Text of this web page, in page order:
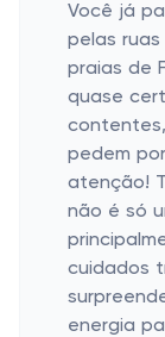
Você já
pelas ruas
praias de
quase
pedem
atenção!
não é só
cuidados
energia